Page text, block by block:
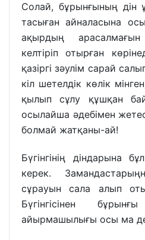
Солай, бұрынғының дін
тасыған айналасына
ақырдың
келтіріп отырған
қазіргі зәулім сарай
кіл шетелдік көлік
қылып сұлу құшқан
осылайша әдебімен
болмай жатқаны-ай!
Бүгінгінің діндарына
керек.
сұрауын сала алып
Бүгінгісінен
айырмашылығы осы ма